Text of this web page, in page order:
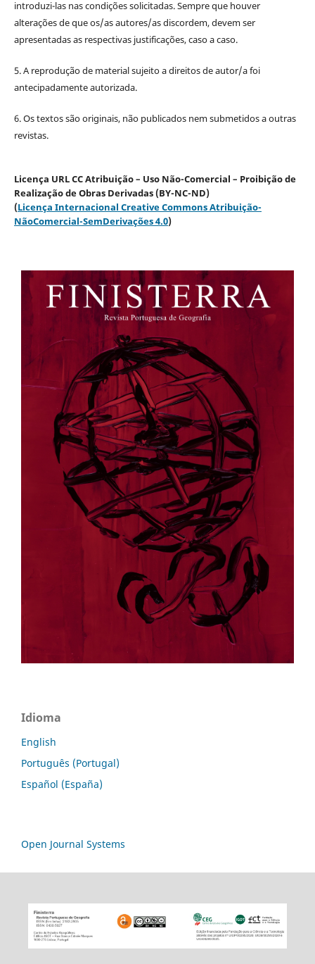
introduzi-las nas condições solicitadas. Sempre que houver
alterações de que os/as autores/as discordem, devem ser
apresentadas as respectivas justificações, caso a caso.
5. A reprodução de material sujeito a direitos de autor/a foi
antecipadamente autorizada.
6. Os textos são originais, não publicados nem submetidos a outras
revistas.
Licença URL CC Atribuição – Uso Não-Comercial – Proibição de
Realização de Obras Derivadas (BY-NC-ND)
(Licença Internacional Creative Commons Atribuição-
NãoComercial-SemDerivações 4.0)
Idioma
English
Português (Portugal)
Español (España)
Open Journal Systems